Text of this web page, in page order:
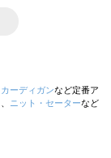
カーディガンなど定番ア
ニット・セーターなど